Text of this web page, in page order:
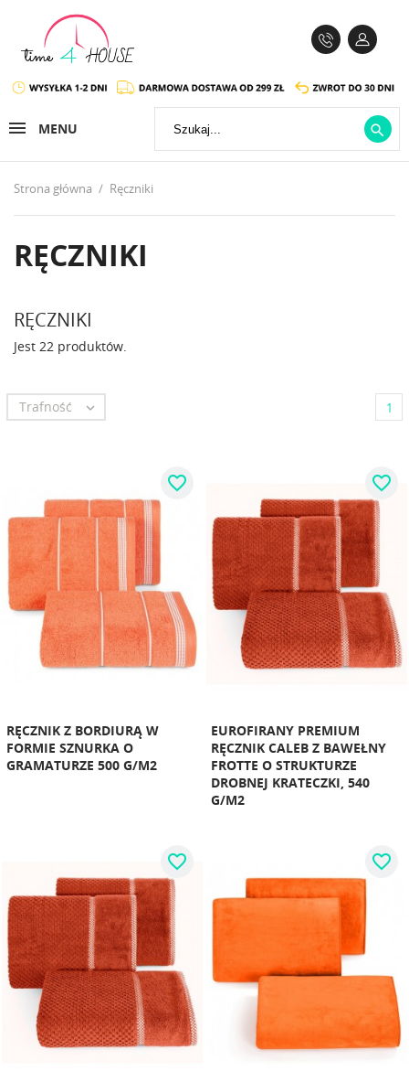
MENU 
Strona główna Ręczniki
RĘCZNIKI
RĘCZNIKI
Jest 22 produktów.
Trafność  1
RĘCZNIK Z BORDIURĄ W
FORMIE SZNURKA O
GRAMATURZE 500 G/M2
favorite_border
EUROFIRANY PREMIUM
RĘCZNIK CALEB Z BAWEŁNY
FROTTE O STRUKTURZE
DROBNEJ KRATECZKI, 540
G/M2
favorite_border
favorite_border favorite_border